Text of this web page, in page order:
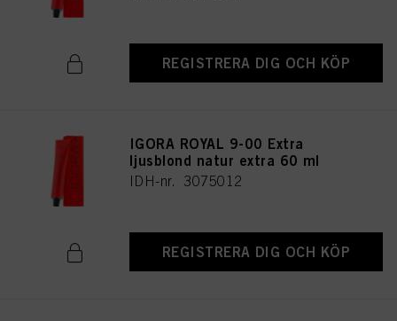
REGISTRERA DIG OCH KÖP
IGORA ROYAL 9-00 Extra
ljusblond natur extra 60 ml
IDH-nr. 3075012
REGISTRERA DIG OCH KÖP